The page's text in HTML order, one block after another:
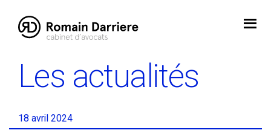
content
Les actualités
18 avril 2024